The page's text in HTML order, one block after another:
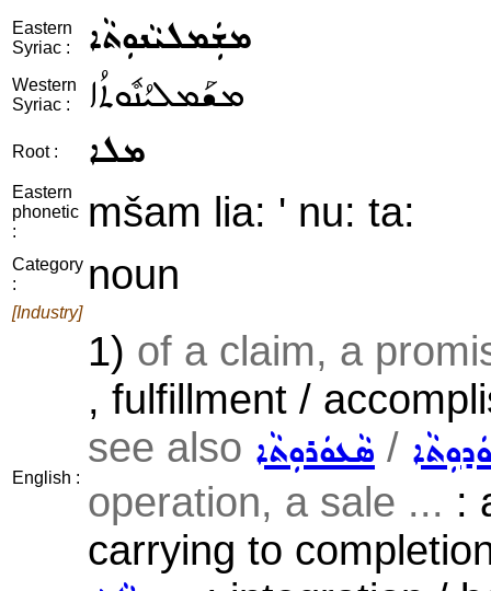
Eastern
Syriac :
ܡܫܲܡܠܝܵܢܘܼܬܵܐ
Western
Syriac :
ܡܫܰܡܠܝܳܢܽܘܬܳܐ
Root : ܡܠܐ
Eastern
phonetic
:
mšam lia: ' nu: ta:
Category
:
noun
[Industry]
English :
1) of a claim, a
, fulfillment /
see also ܣܵܥܘܿܪܘܼܬܵܐ /
operation, a sale ... :
carrying to